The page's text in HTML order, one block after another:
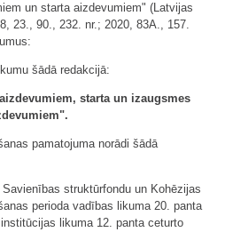
un starta aizdevumiem" (Latvijas
23., 90., 232. nr.; 2020, 83A., 157.
šādā redakcijā:
starta un izaugsmes
pamatojuma norādi šādā
struktūrfondu un Kohēzijas
perioda vadības likuma 20. panta
likuma 12. panta ceturto